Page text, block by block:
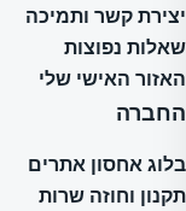
יצירת קשר ותמיכה
שאלות נפוצות
האזור האישי שלי
החברה
בלוג אחסון אתרים
תקנון וחוזה שרות